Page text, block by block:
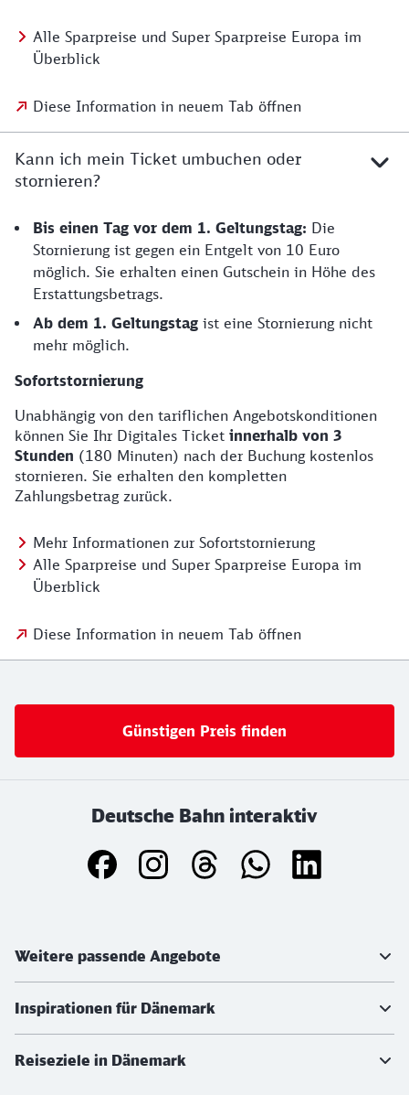
Alle Sparpreise und Super Sparpreise Europa im
Überblick
Diese Information in neuem Tab öffnen
Kann ich mein Ticket umbuchen oder
stornieren?
Bis einen Tag vor dem 1. Geltungstag: Die
Stornierung ist gegen ein Entgelt von 10 Euro
möglich. Sie erhalten einen Gutschein in Höhe des
Erstattungsbetrags.
Ab dem 1. Geltungstag ist eine Stornierung nicht
mehr möglich.
Sofortstornierung
Unabhängig von den tariflichen Angebotskonditionen
können Sie Ihr Digitales Ticket innerhalb von 3
Stunden (180 Minuten) nach der Buchung kostenlos
stornieren. Sie erhalten den kompletten
Zahlungsbetrag zurück.
Mehr Informationen zur Sofortstornierung
Alle Sparpreise und Super Sparpreise Europa im
Überblick
Diese Information in neuem Tab öffnen
Günstigen Preis finden
Deutsche Bahn interaktiv
Weitere passende Angebote
Inspirationen für Dänemark
Reiseziele in Dänemark